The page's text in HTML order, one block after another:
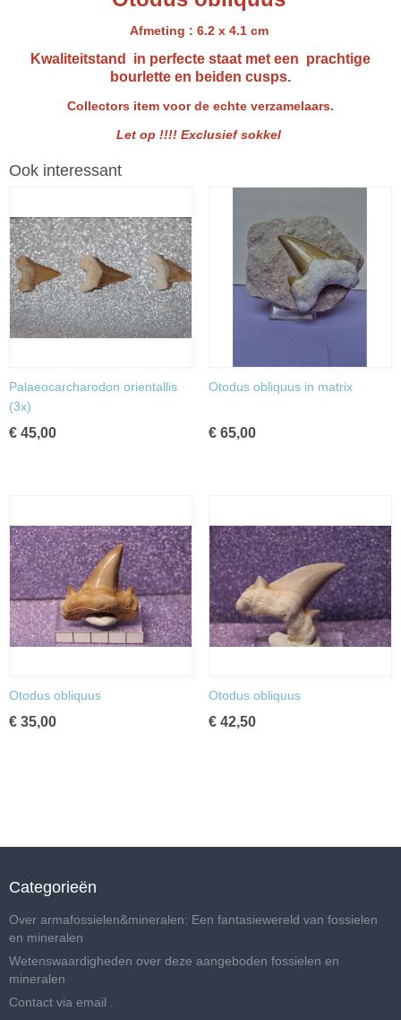
Afmeting : 6.2 x 4.1 cm
Kwaliteitstand in perfecte staat met een prachtige
bourlette en beiden cusps.
Collectors item voor de echte verzamelaars.
Let op !!!! Exclusief sokkel
Ook interessant
Palaeocarcharodon orientallis
(3x)
€ 45,00
Otodus obliquus in matrix
€ 65,00
Otodus obliquus
€ 35,00
Otodus obliquus
€ 42,50
Categorieën
Over armafossielen&mineralen: Een fantasiewereld van fossielen
en mineralen
Wetenswaardigheden over deze aangeboden fossielen en
mineralen
Contact via email .